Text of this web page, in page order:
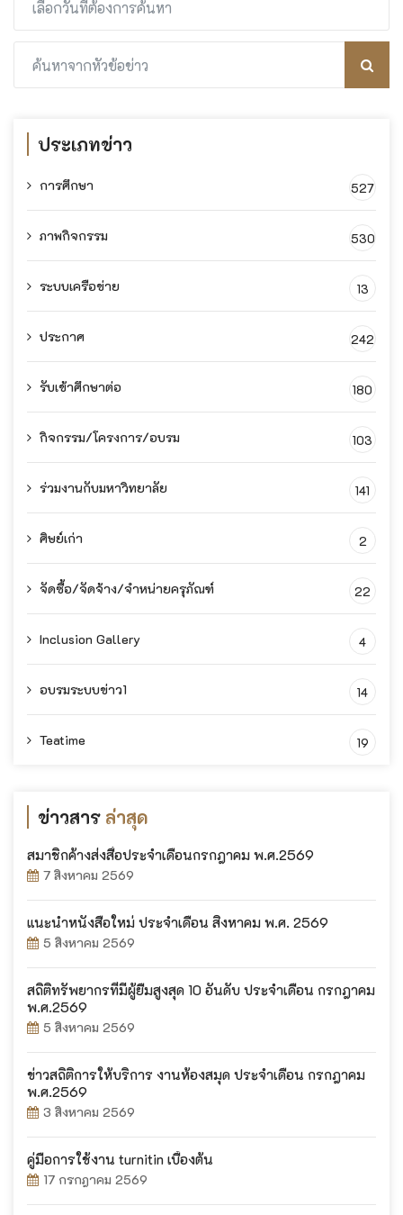
ประเภทข่าว
การศึกษา 527
ภาพกิจกรรม 530
ระบบเครือข่าย 13
ประกาศ 242
รับเข้าศึกษาต่อ 180
กิจกรรม/โครงการ/อบรม 103
ร่วมงานกับมหาวิทยาลัย 141
ศิษย์เก่า 2
จัดซื้อ/จัดจ้าง/จำหน่ายครุภัณฑ์ 22
Inclusion Gallery 4
อบรมระบบข่าว1 14
Teatime 19
ข่าวสาร ล่าสุด
สมาชิกค้างส่งสื่อประจำเดือนกรกฎาคม พ.ศ.2569
7 สิงหาคม 2569
แนะนำหนังสือใหม่ ประจำเดือน สิงหาคม พ.ศ. 2569
5 สิงหาคม 2569
สถิติทรัพยากรที่มีผู้ยืมสูงสุด 10 อันดับ ประจำเดือน กรกฎาคม
พ.ศ.2569
5 สิงหาคม 2569
ข่าวสถิติการให้บริการ งานห้องสมุด ประจำเดือน กรกฎาคม
พ.ศ.2569
3 สิงหาคม 2569
คู่มือการใช้งาน turnitin เบื้องต้น
17 กรกฎาคม 2569